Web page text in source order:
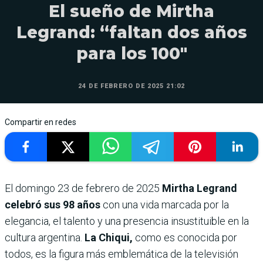
El sueño de Mirtha
Legrand: “faltan dos años
para los 100″
24 DE FEBRERO DE 2025 21:02
Compartir en redes
El domingo 23 de febrero de 2025 Mirtha Legrand
celebró sus 98 años con una vida marcada por la
elegancia, el talento y una presencia insustituible en la
cultura argentina. La Chiqui, como es conocida por
todos, es la figura más emblemática de la televisión